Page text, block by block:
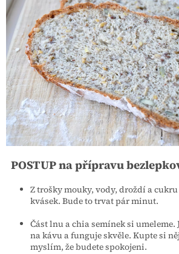
POSTUPna přípravu
Z trošky mouky, vody, droždí a
kvásek. Bude to trvat pár minut.
Část lnu a chia semínek si
na kávu a funguje skvěle. Kupte si
myslím, že budete spokojeni.